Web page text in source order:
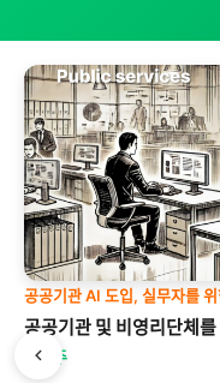
공공기관 AI 도입, 실무자를
공공기관 및 비영리단체
박형주